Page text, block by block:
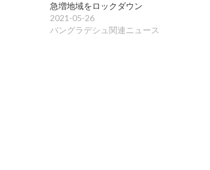
急増地域をロックダウン
2021-05-26
バングラデシュ関連ニュース